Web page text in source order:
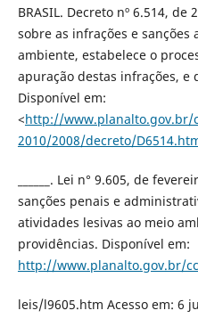
BRASIL. Decreto nº 6.514,
sobre as infrações e
ambiente, estabelece o
apuração destas infrações, e
Disponível em:
<http://www.planalto.gov.br/
2010/2008/decreto/
______. Lei n° 9.605, de
sanções penais e
atividades lesivas ao meio
providências. Disponível em:
http://www.planalto.gov.br/
leis/l9605.htm Acesso em: 6